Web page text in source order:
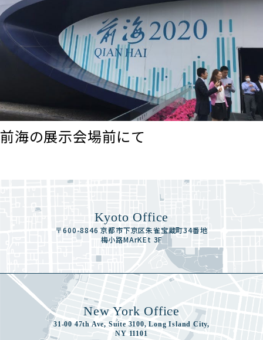
前海の展示会場前にて
Kyoto Office
〒600-8846 京都市下京区朱雀宝蔵町34番地
梅小路MArKEt 3F
New York Office
31-00 47th Ave, Suite 3100, Long Island City,
NY 11101